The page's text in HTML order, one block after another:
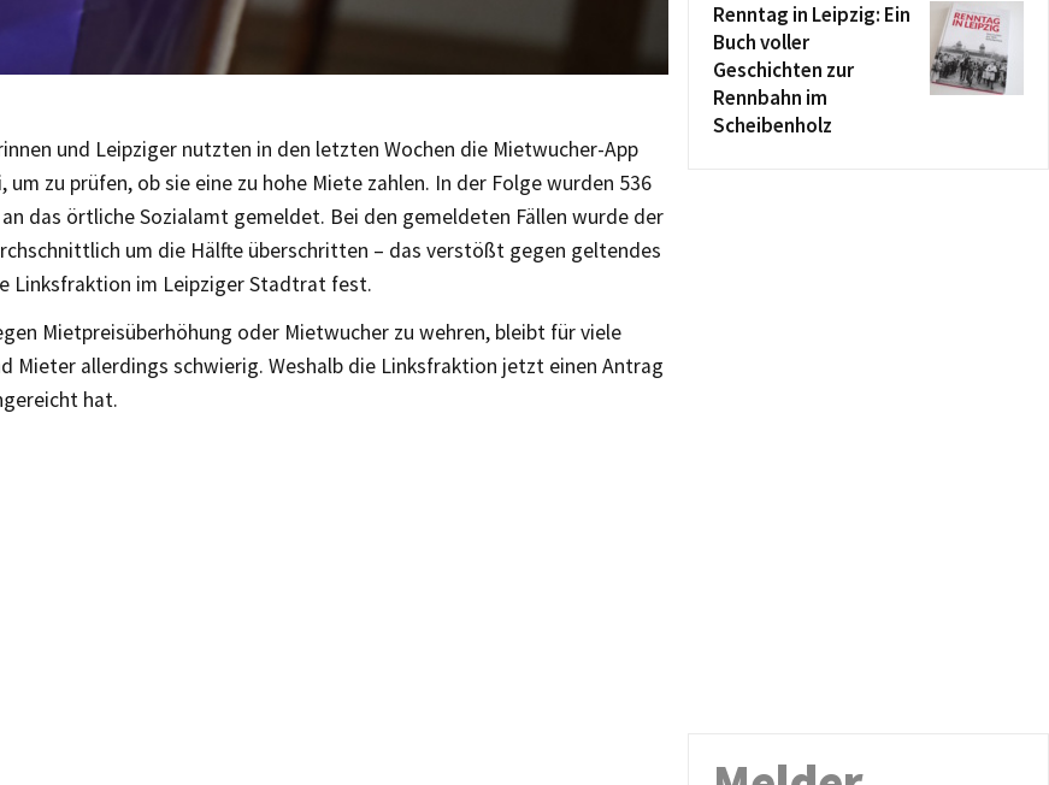
und Leipziger nutzten in den letzten Wochen die Mietwucher-App
um zu prüfen, ob sie eine zu hohe Miete zahlen. In der Folge wurden 536
das örtliche Sozialamt gemeldet. Bei den gemeldeten Fällen wurde der
um die Hälfte überschritten – das verstößt gegen geltendes
Linksfraktion im Leipziger Stadtrat fest.
Mietpreisüberhöhung oder Mietwucher zu wehren, bleibt für viele
Mieter allerdings schwierig. Weshalb die Linksfraktion jetzt einen Antrag
hat.
Renntag in Leipzig: Ein
Buch voller
Geschichten zur
Rennbahn im
Scheibenholz